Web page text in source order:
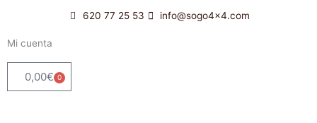
contenido
620 77 25 53 info@sogo4x4.com
Mi cuenta
0,00€ 0
Carrito